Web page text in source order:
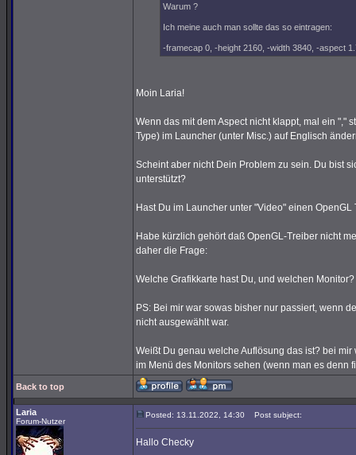
Warum ?
Ich meine auch man sollte das so eintragen:
-framecap 0, -height 2160, -width 3840, -aspect
Moin Laria!
Wenn das mit dem Aspect nicht klappt, mal ein ","
Type) im Launcher (unter Misc.) auf Englisch
Scheint aber nicht Dein Problem zu sein. Du bist
unterstützt?
Hast Du im Launcher unter "Video" einen
Habe kürzlich gehört daß OpenGL-Treiber nicht
daher die Frage:
Welche Grafikkarte hast Du, und welchen Monitor?
PS: Bei mir war sowas bisher nur passiert, wenn
nicht ausgewählt war.
Weißt Du genau welche Auflösung das ist? bei
im Menü des Monitors sehen (wenn man es denn
Back to top
Laria
Forum-Nutzer
Posted: 13.11.2022, 14:30 Post subject:
Hallo Checky